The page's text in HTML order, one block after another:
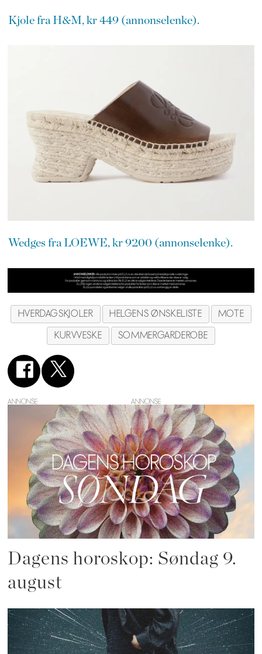
Kjole fra H&M, kr 449 (annonselenke).
Wedges fra LOEWE, kr 9200 (annonselenke).
HVERDAGSKJOLER HELGENS ØNSKELISTE
MOTE
KURVVESKE
SOMMERGARDEROBE
ANNONSE
Dagens horoskop: Søndag 9.
august